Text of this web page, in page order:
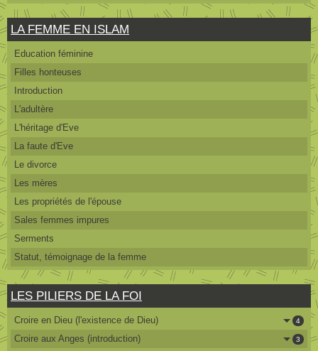
LA FEMME EN ISLAM
Education féminine
Filles honteuses
Introduction
L'adultère
L'héritage d'Eve
La faute d'Eve
Le divorce
Les mères
Les propriétés de l'épouse
Sales femmes impures
Serments
Statut, témoignage de la femme
LES PILIERS DE LA FOI
Croire en Dieu (l'existence de Dieu) 4
Croire aux Anges (introduction) 3